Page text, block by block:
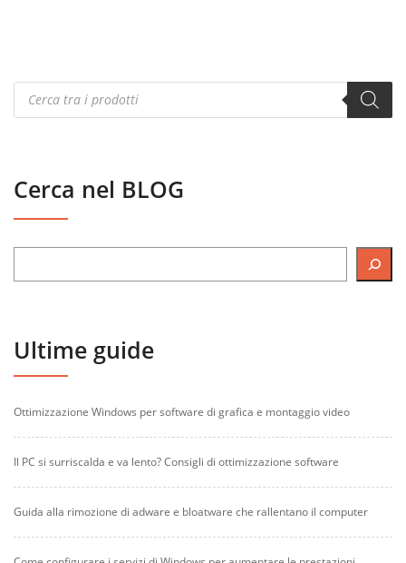
Products
search
Cerca nel BLOG
Ultime guide
Ottimizzazione Windows per software di grafica e montaggio video
Il PC si surriscalda e va lento? Consigli di ottimizzazione software
Guida alla rimozione di adware e bloatware che rallentano il computer